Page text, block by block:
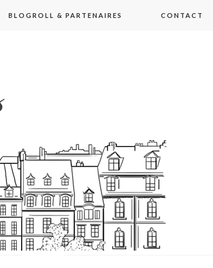
BLOGROLL & PARTENAIRES CONTACT